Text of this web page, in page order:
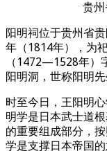
贵
阳明祠位于贵州省
年（1814年），为
（1472—1528年）
阳明洞，世称阳明先
时至今日，王阳明
明学是日本武士道
的重要组成部分，
学是支撑日本帝国